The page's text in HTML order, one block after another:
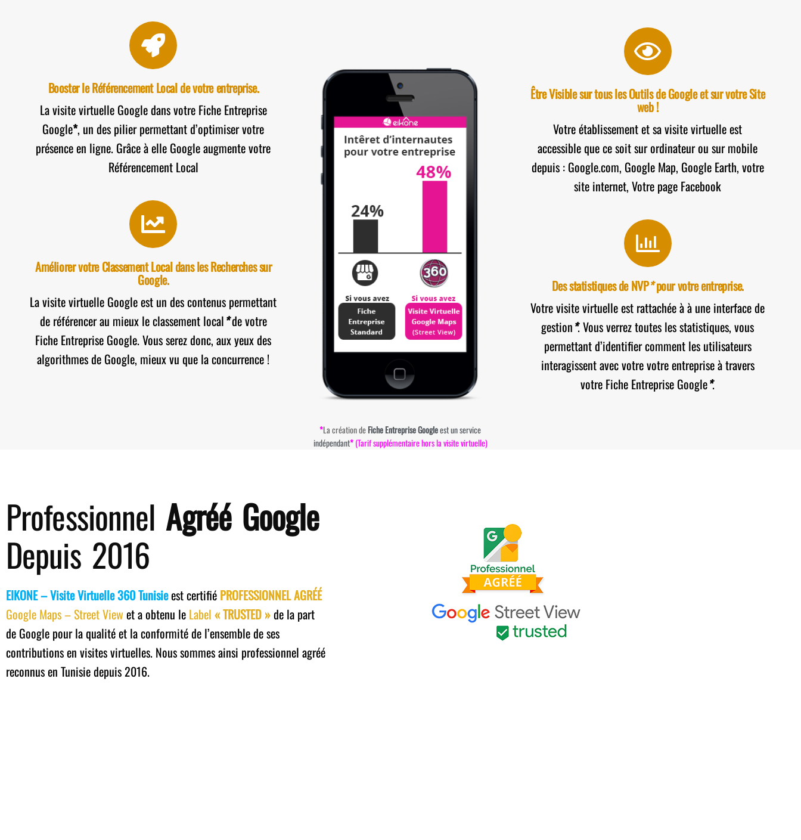
Booster le Référencement Local de votre entreprise.
La visite virtuelle Google dans votre Fiche Entreprise
Google*, un des pilier permettant d’optimiser votre
présence en ligne. Grâce à elle Google augmente votre
Référencement Local
Améliorer votre Classement Local dans les Recherches sur
Google.
La visite virtuelle Google est un des contenus permettant
de référencer au mieux le classement local*de votre
Fiche Entreprise Google. Vous serez donc, aux yeux des
algorithmes de Google, mieux vu que la concurrence !
*La création deFiche Entreprise Googleest un service
indépendant*(Tarif supplémentaire hors la visite virtuelle)
Être Visible sur tous les Outils de Google et sur votre Site
web !
Votre établissement et sa visite virtuelle est
accessible que ce soit sur ordinateur ou sur mobile
depuis : Google.com, Google Map, Google Earth, votre
site internet, Votre page Facebook
Des statistiques de NVP*pour votre entreprise.
Votre visite virtuelle est rattachée à à une interface de
gestion*. Vous verrez toutes les statistiques, vous
permettant d’identifier comment les utilisateurs
interagissent avec votre votre entreprise à travers
votre Fiche Entreprise Google*.
ProfessionnelAgréé Google
Depuis 2016
EIKONE – Visite Virtuelle 360 Tunisieest certifié PROFESSIONNEL AGRÉÉ
Google Maps – Street View et a obtenu le Label « TRUSTED »de la part
de Google pour la qualité et la conformité de l’ensemble de ses
contributions en visites virtuelles. Nous sommes ainsi professionnel agréé
reconnus en Tunisie depuis 2016.